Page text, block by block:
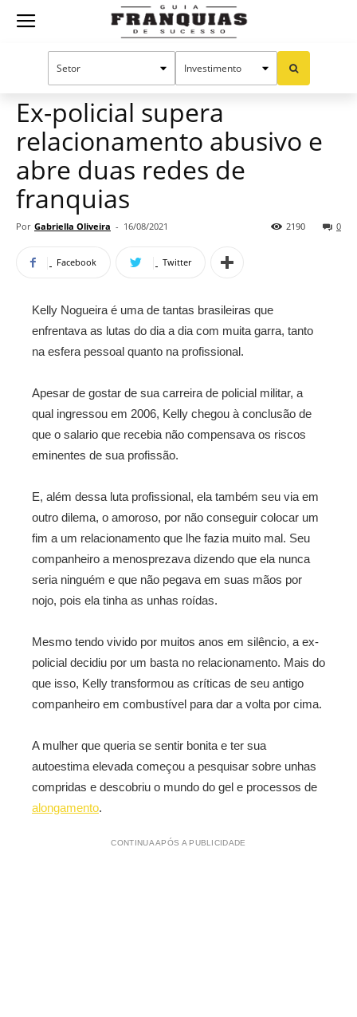
Guia
Sucesso
Mercado de franquias
Ex-policial supera
relacionamento abusivo e
abre duas redes de
franquias
Por Gabriella Oliveira - 16/08/2021 0
2190
Facebook Twitter
Kelly Nogueira é uma de tantas brasileiras que
enfrentava as lutas do dia a dia com muita garra, tanto
na esfera pessoal quanto na profissional.
Apesar de gostar de sua carreira de policial militar, a
qual ingressou em 2006, Kelly chegou à conclusão de
que o salario que recebia não compensava os riscos
eminentes de sua profissão.
E, além dessa luta profissional, ela também seu via em
outro dilema, o amoroso, por não conseguir colocar um
fim a um relacionamento que lhe fazia muito mal. Seu
companheiro a menosprezava dizendo que ela nunca
seria ninguém e que não pegava em suas mãos por
nojo, pois ela tinha as unhas roídas.
Mesmo tendo vivido por muitos anos em silêncio, a ex-
policial decidiu por um basta no relacionamento. Mais do
que isso, Kelly transformou as críticas de seu antigo
companheiro em combustível para dar a volta por cima.
A mulher que queria se sentir bonita e ter sua
autoestima elevada começou a pesquisar sobre unhas
compridas e descobriu o mundo do gel e processos de
alongamento.
CONTINUA APÓS A PUBLICIDADE